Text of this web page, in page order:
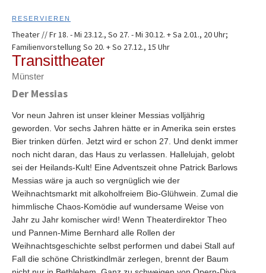
RESERVIEREN
Theater // Fr 18. - Mi 23.12., So 27. - Mi 30.12. + Sa 2.01., 20 Uhr;
Familienvorstellung So 20. + So 27.12., 15 Uhr
Transittheater
Münster
Der Messias
Vor neun Jahren ist unser kleiner Messias volljährig
geworden. Vor sechs Jahren hätte er in Amerika sein erstes
Bier trinken dürfen. Jetzt wird er schon 27. Und denkt immer
noch nicht daran, das Haus zu verlassen. Hallelujah, gelobt
sei der Heilands-Kult! Eine Adventszeit ohne Patrick Barlows
Messias wäre ja auch so vergnüglich wie der
Weihnachtsmarkt mit alkoholfreiem Bio-Glühwein. Zumal die
himmlische Chaos-Komödie auf wundersame Weise von
Jahr zu Jahr komischer wird! Wenn Theaterdirektor Theo
und Pannen-Mime Bernhard alle Rollen der
Weihnachtsgeschichte selbst performen und dabei Stall auf
Fall die schöne Christkindlmär zerlegen, brennt der Baum